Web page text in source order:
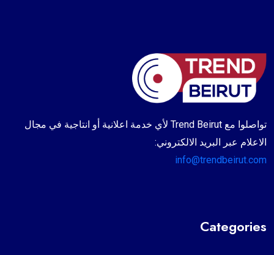
تواصلوا مع Trend Beirut لأي خدمة اعلانية أو انتاجية في مجال
الاعلام عبر البريد الالكتروني:
info@trendbeirut.com
Categories